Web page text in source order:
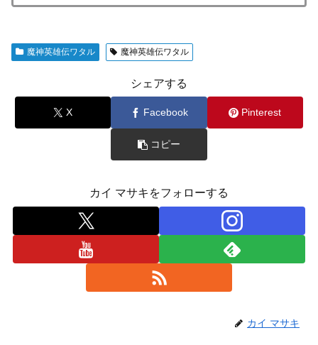
魔神英雄伝ワタル 魔神英雄伝ワタル
シェアする
X Facebook Pinterest
コピー
カイ マサキをフォローする
カイ マサキ